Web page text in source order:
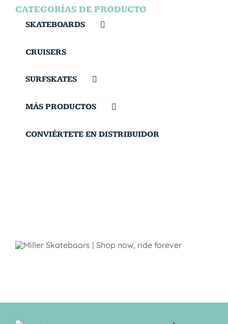
CATEGORÍAS DE PRODUCTO
SKATEBOARDS
CRUISERS
SURFSKATES
MÁS PRODUCTOS
CONVIÉRTETE EN DISTRIBUIDOR